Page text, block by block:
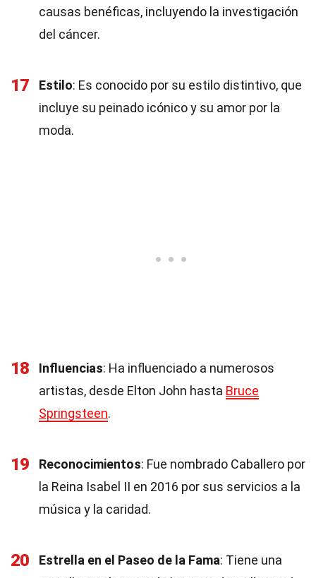
causas benéficas, incluyendo la investigación
del cáncer.
17 Estilo: Es conocido por su estilo distintivo, que
incluye su peinado icónico y su amor por la
moda.
18 Influencias: Ha influenciado a numerosos
artistas, desde Elton John hasta Bruce
Springsteen.
19 Reconocimientos: Fue nombrado Caballero por
la Reina Isabel II en 2016 por sus servicios a la
música y la caridad.
20 Estrella en el Paseo de la Fama: Tiene una